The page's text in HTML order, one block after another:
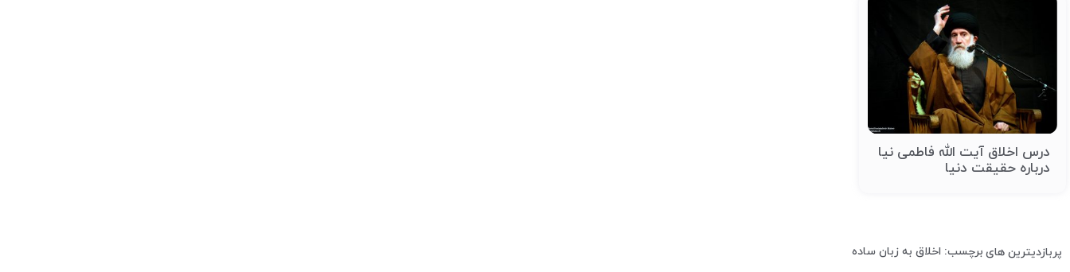
درس اخلاق آیت الله فاطمی نیا
درباره حقیقت دنیا
پربازدیترین های برچسب: اخلاق به زبان ساده